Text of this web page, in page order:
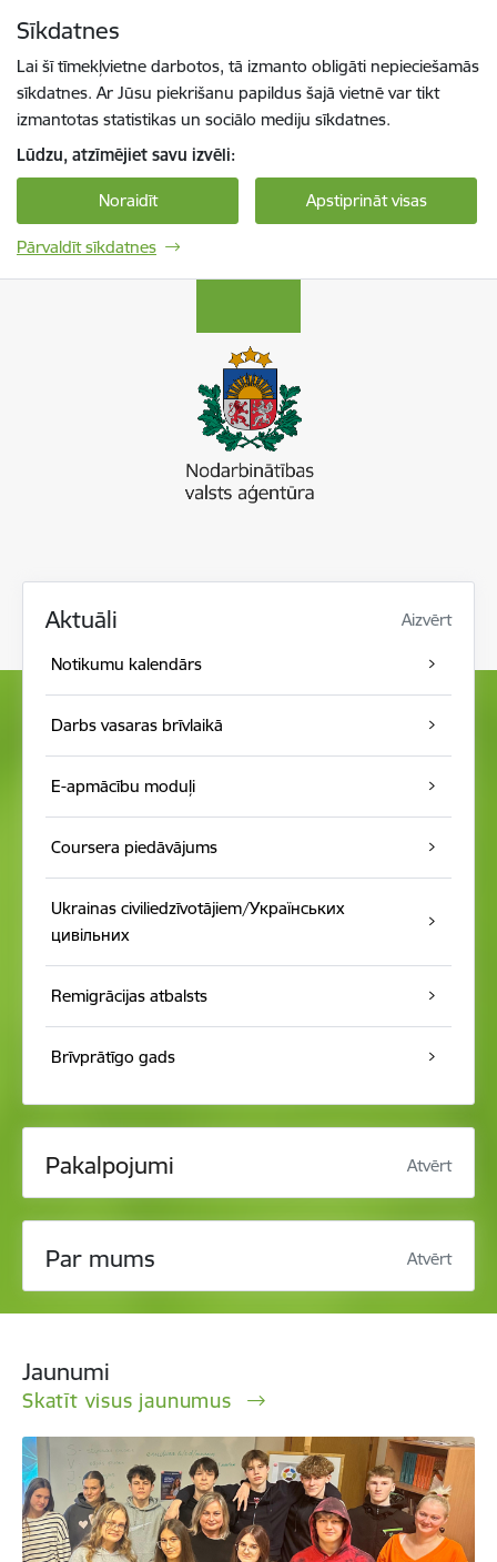
Sīkdatnes
Lai šī tīmekļvietne darbotos, tā izmanto obligāti nepieciešamās
sīkdatnes. Ar Jūsu piekrišanu papildus šajā vietnē var tikt
izmantotas statistikas un sociālo mediju sīkdatnes.
Lūdzu, atzīmējiet savu izvēli:
Noraidīt Apstiprināt visas
Pārvaldīt sīkdatnes
Aktuāli Aizvērt
Notikumu kalendār s
Darbs vasaras brīvlaikā
E-apmācību moduļi
Coursera piedāvājums
Ukrainas civiliedzīvotājiem/Українських
цивільних
Remigrācijas atbalsts
Brīvprātīgo gads
Pakalpojumi Atvērt
Par mums Atvērt
Jaunumi
Skatīt visus jaunumus